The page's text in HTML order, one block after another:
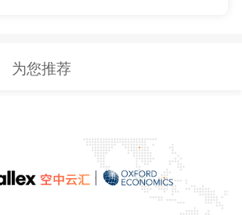
为您推荐